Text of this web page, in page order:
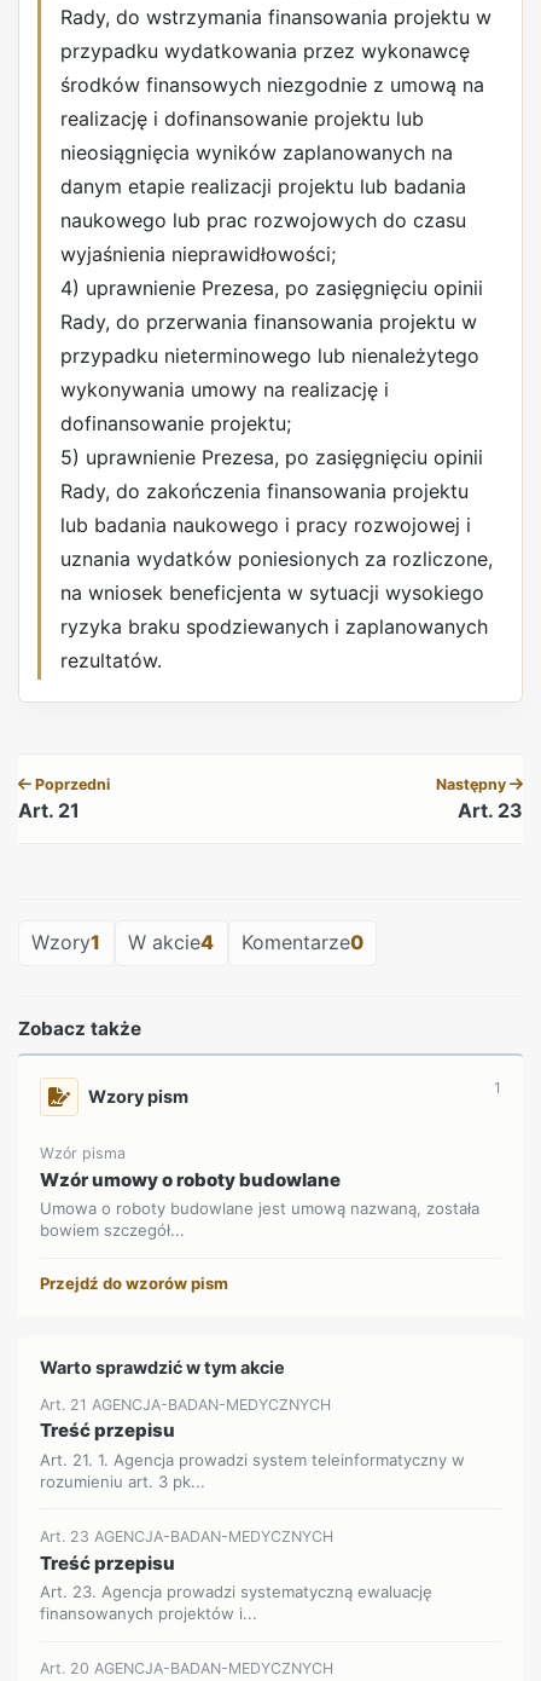
Rady, do wstrzymania finansowania projektu w
przypadku wydatkowania przez wykonawcę
środków finansowych niezgodnie z umową na
realizację i dofinansowanie projektu lub
nieosiągnięcia wyników zaplanowanych na
danym etapie realizacji projektu lub badania
naukowego lub prac rozwojowych do czasu
wyjaśnienia nieprawidłowości;
4) uprawnienie Prezesa, po zasięgnięciu opinii
Rady, do przerwania finansowania projektu w
przypadku nieterminowego lub nienależytego
wykonywania umowy na realizację i
dofinansowanie projektu;
5) uprawnienie Prezesa, po zasięgnięciu opinii
Rady, do zakończenia finansowania projektu
lub badania naukowego i pracy rozwojowej i
uznania wydatków poniesionych za rozliczone,
na wniosek beneficjenta w sytuacji wysokiego
ryzyka braku spodziewanych i zaplanowanych
rezultatów.
Poprzedni
Art. 21
Następny
Art. 23
Wzory1 W akcie4 Komentarze0
Zobacz także
Wzory pism 1
Wzór pisma
Wzór umowy o roboty budowlane
Umowa o roboty budowlane jest umową nazwaną, została
bowiem szczegół...
Przejdź do wzorów pism
Warto sprawdzić w tym akcie
Art. 21 AGENCJA-BADAN-MEDYCZNYCH
Treść przepisu
Art. 21. 1. Agencja prowadzi system teleinformatyczny w
rozumieniu art. 3 pk...
Art. 23 AGENCJA-BADAN-MEDYCZNYCH
Treść przepisu
Art. 23. Agencja prowadzi systematyczną ewaluację
finansowanych projektów i...
Art. 20 AGENCJA-BADAN-MEDYCZNYCH